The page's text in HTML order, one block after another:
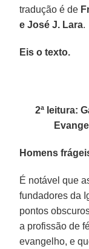
tradução é de
e José J. Lara.
Eis o texto.
2ª leitura:
Homens
É notável que
fundadores da
pontos
a profissão de
evangelho, e